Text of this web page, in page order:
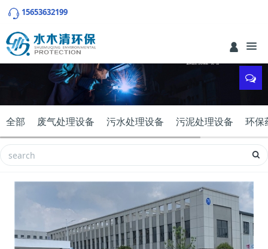
15653632199
全部 废气处理设备 污水处理设备 污泥处理设备 环保